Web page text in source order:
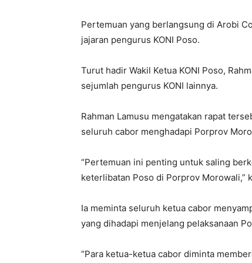
Pertemuan yang berlangsung di Arobi
jajaran pengurus KONI Poso.
Turut hadir Wakil Ketua KONI Poso,
sejumlah pengurus KONI lainnya.
Rahman Lamusu mengatakan rapat
seluruh cabor menghadapi Porprov
“Pertemuan ini penting untuk saling
keterlibatan Poso di Porprov Morowali,”
Ia meminta seluruh ketua cabor
yang dihadapi menjelang pelaksanaan
“Para ketua-ketua cabor diminta